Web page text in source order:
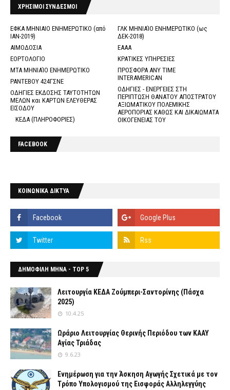
ΧΡΗΣΙΜΟΙ ΣΥΝΔΕΣΜΟΙ
ΕΦΚΑ ΜΗΝΙΑΙΟ ΕΝΗΜΕΡΩΤΙΚΟ (από
ΙΑΝ-2019)
ΓΛΚ ΜΗΝΙΑΊΟ ΕΝΗΜΕΡΩΤΙΚΟ (ως
ΔΕΚ-2018)
ΑΙΜΟΔΟΣΙΑ
ΕΑΑΑ
ΕΟΡΤΟΛΟΓΙΟ
ΚΡΑΤΙΚΕΣ ΥΠΗΡΕΣΙΕΣ
ΜΤΑ ΜΗΝΙΑΊΟ ΕΝΗΜΕΡΩΤΙΚΟ
ΠΡΟΣΦΟΡΑ ANY TIME
INTERAMERICAN
ΡΑΝΤΕΒΟΥ 424ΓΣΝΕ
ΟΔΗΓΙΕΣ - ΕΝΕΡΓΕΙΕΣ ΣΤΗ
ΠΕΡΙΠΤΩΣΗ ΘΑΝΑΤΟΥ ΑΠΟΣΤΡΑΤΟΥ
ΑΞΙΩΜΑΤΙΚΟΥ ΠΟΛΕΜΙΚΗΣ
ΑΕΡΟΠΟΡΙΑΣ ΚΑΘΩΣ ΚΑΙ ΔΙΚΑΙΩΜΑΤΑ
ΟΙΚΟΓΕΝΕΙΑΣ ΤΟΥ
ΟΔΗΓΙΕΣ ΕΚΔΟΣΗΣ ΤΑΥΤΟΤΗΤΩΝ
ΜΕΛΩΝ και ΚΑΡΤΩΝ ΕΛΕΥΘΕΡΑΣ
ΕΙΣΟΔΟΥ
ΚΕΔΑ (ΠΛΗΡΟΦΟΡΙΕΣ)
FACEBOOK
ΚΟΙΝΩΝΙΚΑ ΔΙΚΤΥΑ
ΔΗΜΟΦΙΛΗ ΜΗΝΑ - TOP 5
Λειτουργία ΚΕΔΑ Ζούμπερι-Σαντορίνης (Πάσχα
2025)
10.4.25
Ωράριο Λειτουργίας Θερινής Περιόδου των ΚΑΑΥ
Αγίας Τριάδας
9.6.23
Ενημέρωση για την Άσκηση Αγωγής Σχετικά με τον
Tρόπο Yπολογισμού της Εισφοράς Αλληλεγγύης